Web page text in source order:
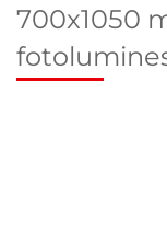
700x1050